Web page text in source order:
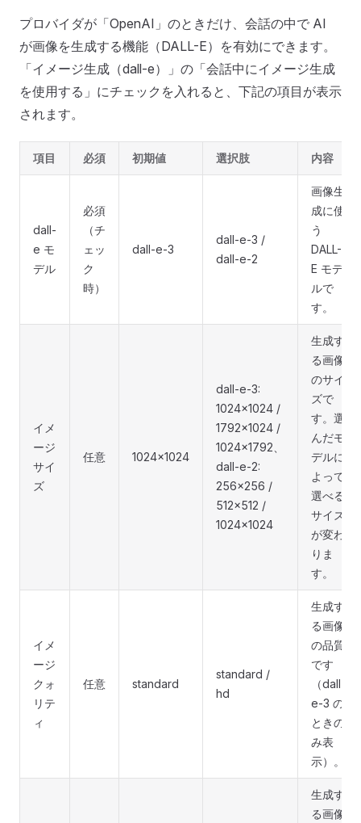
プロバイダが「OpenAI」のときだけ、会話の中で AI
が画像を生成する機能（DALL-E）を有効にできます。
「イメージ生成（dall-e）」の「会話中にイメージ生成
を使用する」にチェックを入れると、下記の項目が表示
されます。
項目 必須 初期値 選択肢 内容
dall-
e モ
デル
必須
（チ
ェッ
ク
時）
dall-e-3
dall-e-3 /
dall-e-2
画像生
成に使
う
DALL-
E モデ
ルで
す。
イメ
ージ
サイ
ズ
任意 1024x1024
dall-e-3:
1024x1024 /
1792x1024 /
1024x1792、
dall-e-2:
256x256 /
512x512 /
1024x1024
生成す
る画像
のサイ
ズで
す。選
んだモ
デルに
よって
選べる
サイズ
が変わ
りま
す。
イメ
ージ
クォ
リテ
ィ
任意 standard
standard /
hd
生成す
る画像
の品質
です
（dall-
e-3 の
ときの
み表
示）。
生成す
る画像